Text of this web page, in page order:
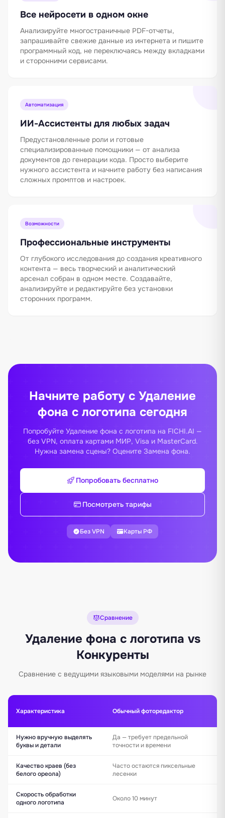
Все нейросети в одном окне
Анализируйте многостраничные PDF-отчеты,
запрашивайте свежие данные из интернета и пишите
программный код, не переключаясь между вкладками
и сторонними сервисами.
Автоматизация
ИИ-Ассистенты для любых задач
Предустановленные роли и готовые
специализированные помощники — от анализа
документов до генерации кода. Просто выберите
нужного ассистента и начните работу без написания
сложных промптов и настроек.
Возможности
Профессиональные инструменты
От глубокого исследования до создания креативного
контента — весь творческий и аналитический
арсенал собран в одном месте. Создавайте,
анализируйте и редактируйте без установки
сторонних программ.
Начните работу с Удаление
фона с логотипа сегодня
Попробуйте Удаление фона с логотипа на FICHI.AI —
без VPN, оплата картами МИР, Visa и MasterCard.
Нужна замена сцены? Оцените Замена фона.
Попробовать бесплатно
Посмотреть тарифы
Без VPN Карты РФ
Сравнение
Удаление фона с логотипа vs
Конкуренты
Сравнение с ведущими языковыми моделями на рынке
Характеристика Обычный фоторедактор
Нужно вручную выделять
буквы и детали
Да — требует предельной
точности и времени
Качество краев (без
белого ореола)
Часто остаются пиксельные
лесенки
Скорость обработки
одного логотипа
Около 10 минут